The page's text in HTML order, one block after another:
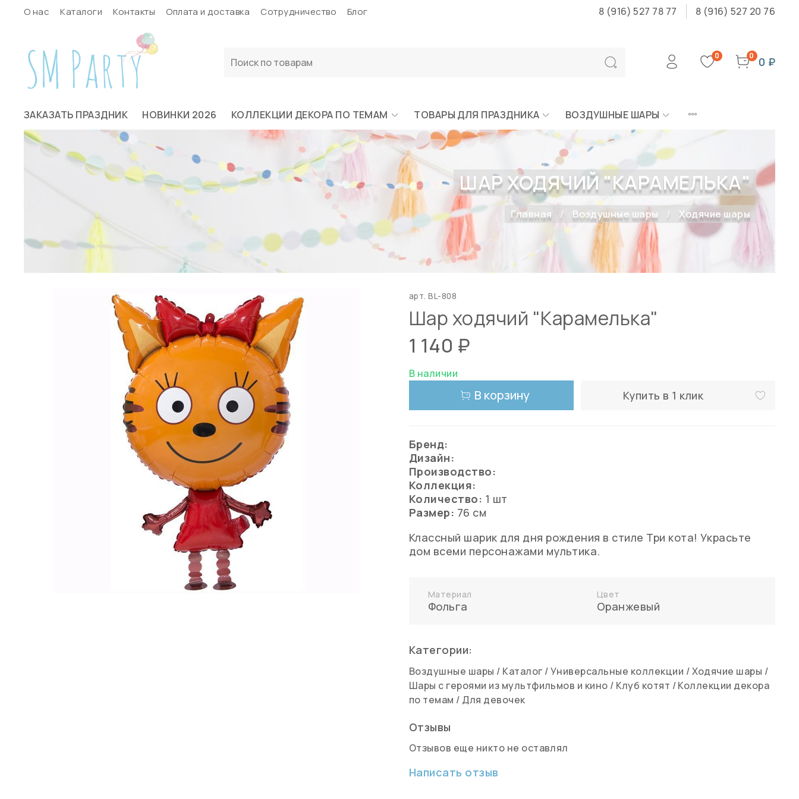
О нас Каталоги Контакты Оплата и доставка Сотрудничество Блог 8 (916) 527 78 77 8 (916) 527 20 76
0 0 0 ₽
ЗАКАЗАТЬ ПРАЗДНИК НОВИНКИ 2026 КОЛЛЕКЦИИ ДЕКОРА ПО ТЕМАМ ТОВАРЫ ДЛЯ ПРАЗДНИКА ВОЗДУШНЫЕ ШАРЫ
ШАР ХОДЯЧИЙ "КАРАМЕЛЬКА"
Главная Воздушные шары Ходячие шары
арт.BL-808
Шар ходячий "Карамелька"
1 140 ₽
В наличии
В корзину Купить в 1 клик
Бренд:
Дизайн:
Производство:
Коллекция:
Количество: 1 шт
Размер: 76 см
Классный шарик для дня рождения в стиле Три кота! Украсьте
дом всеми персонажами мультика.
Материал
Фольга
Цвет
Оранжевый
Категории:
Воздушные шары / Каталог /Универсальные коллекции /Ходячие шары /
Шары с героями из мультфильмов и кино / Клуб котят /Коллекции декора
по темам / Для девочек
Отзывы
Отзывов еще никто не оставлял
Написать отзыв